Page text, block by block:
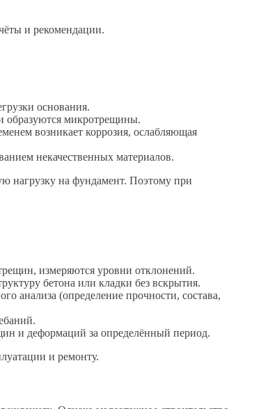
и рекомендации.
основания.
образуются микротрещины.
возникает коррозия, ослабляющая
некачественных материалов.
нагрузку на фундамент. Поэтому при
измеряются уровни отклонений.
бетона или кладки без вскрытия.
анализа (определение прочности, состава,
и деформаций за определённый период.
и ремонту.